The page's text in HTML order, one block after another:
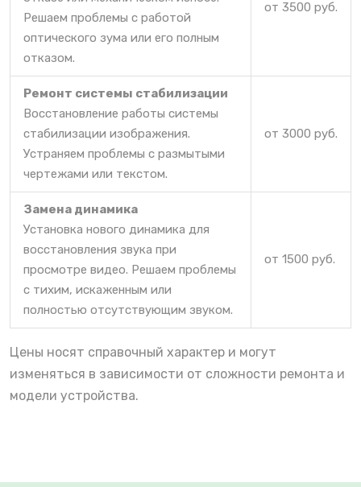
Решаем проблемы с работой
оптического зума или его полным
отказом.
от 3500 руб.
Ремонт системы стабилизации
Восстановление работы системы
стабилизации изображения.
Устраняем проблемы с размытыми
чертежами или текстом.
от 3000 руб.
Замена динамика
Установка нового динамика для
восстановления звука при
просмотре видео. Решаем проблемы
с тихим, искаженным или
полностью отсутствующим звуком.
от 1500 руб.
Цены носят справочный характер и могут
изменяться в зависимости от сложности ремонта и
модели устройства.